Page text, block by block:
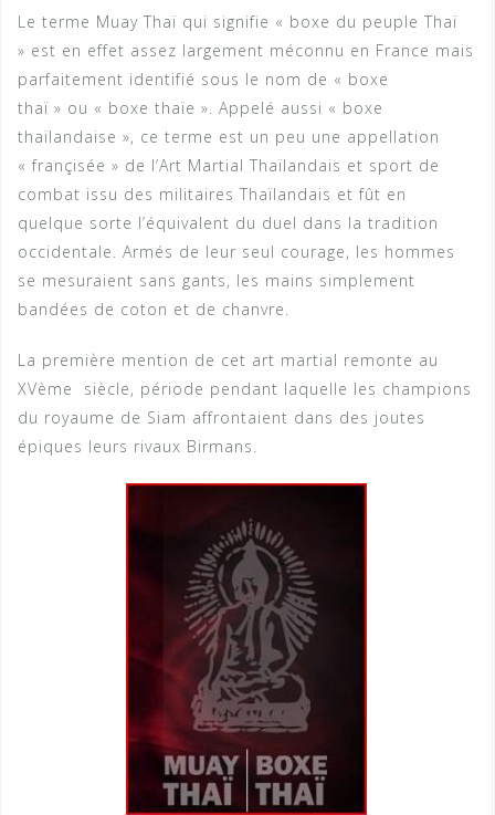
Le terme Muay Thaï qui signifie « boxe du peuple Thaï
» est en effet assez largement méconnu en France mais
parfaitement identifié sous le nom de « boxe
thaï » ou « boxe thaïe ». Appelé aussi « boxe
thaïlandaise », ce terme est un peu une appellation
« françisée » de l’Art Martial Thaïlandais et sport de
combat issu des militaires Thaïlandais et fût en
quelque sorte l’équivalent du duel dans la tradition
occidentale. Armés de leur seul courage, les hommes
se mesuraient sans gants, les mains simplement
bandées de coton et de chanvre.
La première mention de cet art martial remonte au
XVème siècle, période pendant laquelle les champions
du royaume de Siam affrontaient dans des joutes
épiques leurs rivaux Birmans.